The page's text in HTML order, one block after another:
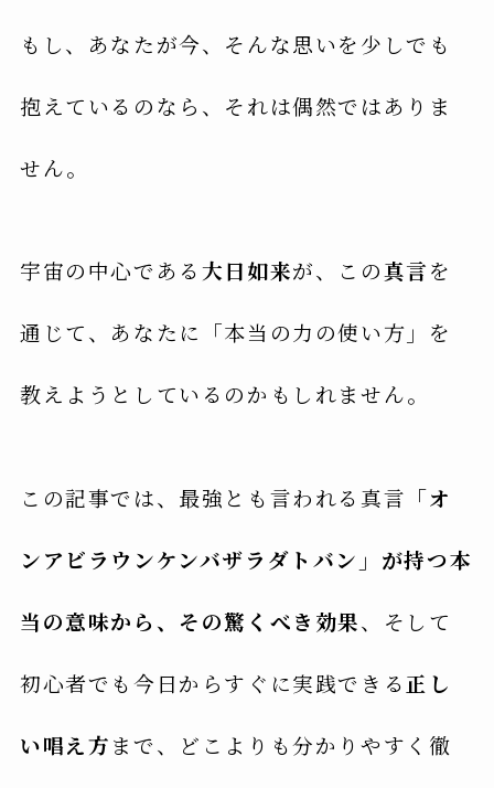
もし、あなたが今、そんな思いを少しでも
抱えているのなら、それは偶然ではありま
せん。
宇宙の中心である大日如来が、この真言を
通じて、あなたに「本当の力の使い方」を
教えようとしているのかもしれません。
この記事では、最強とも言われる真言 「オ
ンアビラウンケンバザラダトバン」が持つ本
当の意味から、その驚くべき効果、そして
初心者でも今日からすぐに実践できる正し
い唱え方まで、どこよりも分かりやすく徹